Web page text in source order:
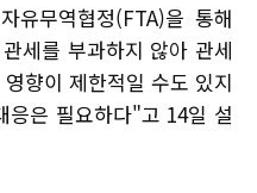
유무역협정(FTA)을 통해
세를 부과하지 않아 관세
향이 제한적일 수도 있지
은 필요하다"고 14일 설